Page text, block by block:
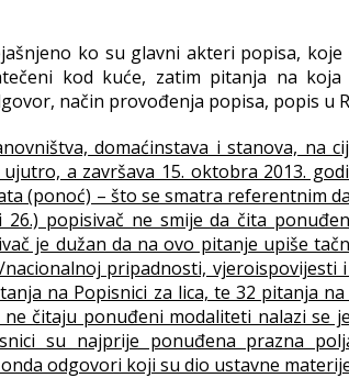
ko su glavni akteri popisa,
kod kuće, zatim pitanja na
način provođenja popisa, popis u
domaćinstava i stanova, na
a završava 15. oktobra 2013.
(ponoć) – što se smatra referentnim
26.) popisivač ne smije da čita
je dužan da na ovo pitanje upiše
pripadnosti, vjeroispovijesti
na Popisnici za lica, te 32 pitanja
čitaju ponuđeni modaliteti nalazi se
su najprije ponuđena prazna
odgovori koji su dio ustavne